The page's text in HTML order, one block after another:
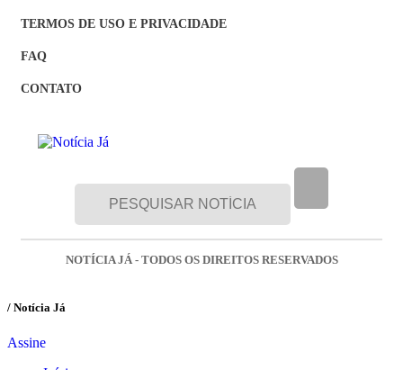
TERMOS DE USO E PRIVACIDADE
FAQ
CONTATO
NOTÍCIA JÁ - TODOS OS DIREITOS RESERVADOS
/ Notícia Já
Assine